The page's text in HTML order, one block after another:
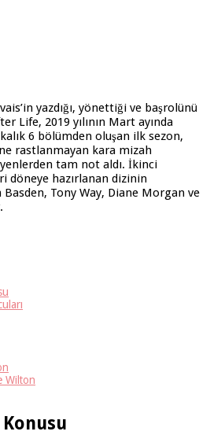
yazdığı, yönettiği ve başrolünü
Life, 2019 yılının Mart ayında
6 bölümden oluşan ilk sezon,
rastlanmayan kara mizah
tam not aldı. İkinci
döneye hazırlanan dizinin
Basden, Tony Way, Diane Morgan ve
Wilton